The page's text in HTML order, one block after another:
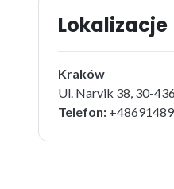
Lokalizacje
Kraków
Ul. Narvik 38, 30-
Telefon: